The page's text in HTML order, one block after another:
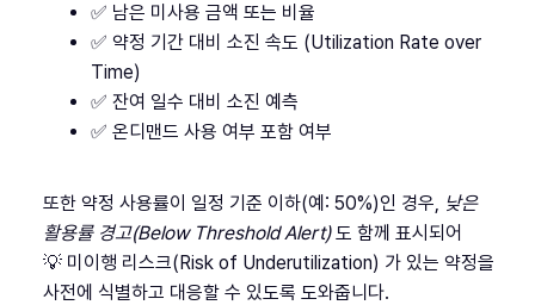
✅ 남은 미사용 금액 또는 비율
✅ 약정 기간 대비 소진 속도 (Utilization Rate over
Time)
✅ 잔여 일수 대비 소진 예측
✅ 온디맨드 사용 여부 포함 여부
또한 약정 사용률이 일정 기준 이하(예: 50%)인 경우, 낮은
활용률 경고(Below Threshold Alert)도 함께 표시되어
💡 미이행 리스크(Risk of Underutilization) 가 있는 약정을
사전에 식별하고 대응할 수 있도록 도와줍니다.